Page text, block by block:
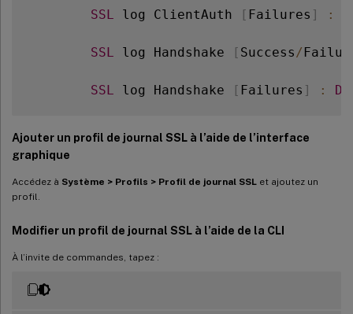
SSL log ClientAuth [ Failures ] :
SSL log Handshake [ Success /
SSL log Handshake [ Failures ] :
Ajouter un profil de journal SSL à l’aide de l’interface
graphique
Accédez à Système > Profils > Profil de journal SSL et ajoutez un
profil.
Modifier un profil de journal SSL à l’aide de la CLI
À l’invite de commandes, tapez :